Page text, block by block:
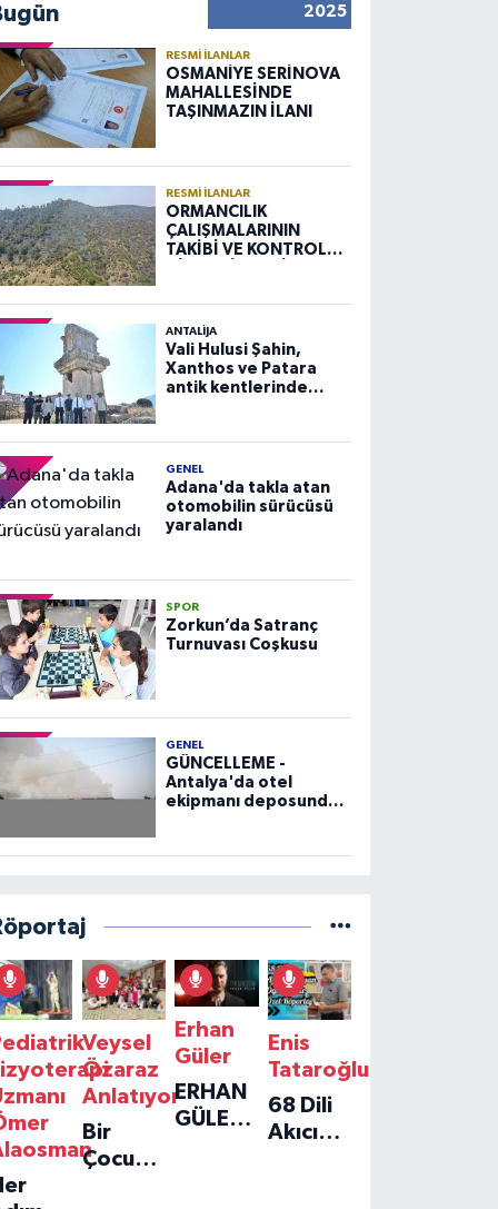
2025
RESMI İLANLAR
OSMANİYE SERİNOVA
MAHALLESİNDE
TAŞINMAZIN İLANI
RESMI İLANLAR
ORMANCILIK
ÇALIŞMALARININ
TAKİBİ VE KONTROLÜ
ANTALIJA
Vali Hulusi Şahin,
Xanthos ve Patara
antik kentlerinde
GENEL
Adana'da takla atan
otomobilin sürücüsü
yaralandı
SPOR
Zorkun’da Satranç
Turnuvası Coşkusu
GENEL
GÜNCELLEME -
Antalya'da otel
ekipmanı deposunda
Veysel
Özaraz
Anlatıyor
Bir
Çocuğun
Erhan
Güler
ERHAN
GÜLER'IN
Enis
Tataroğlu
68 Dili
Akıcı